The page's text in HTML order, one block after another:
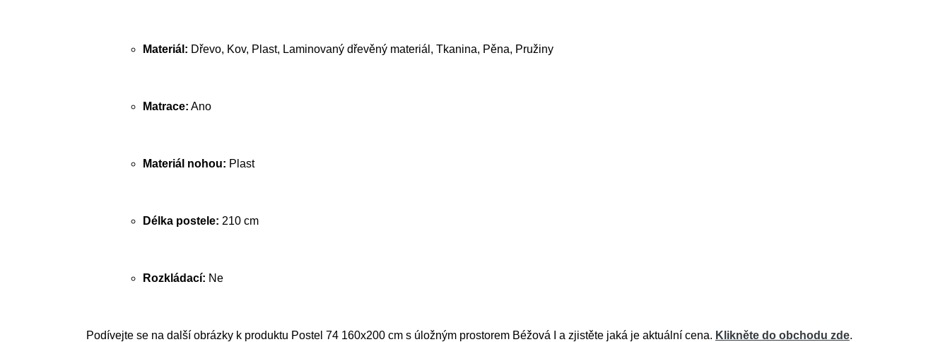
Materiál: Dřevo, Kov, Plast, Laminovaný dřevěný materiál, Tkanina, Pěna, Pružiny
Matrace: Ano
Materiál nohou: Plast
Délka postele: 210 cm
Rozkládací: Ne
Podívejte se na další obrázky k produktu Postel 74 160x200 cm s úložným prostorem Béžová I a zjistěte jaká je aktuální cena. Klikněte do obchodu zde.